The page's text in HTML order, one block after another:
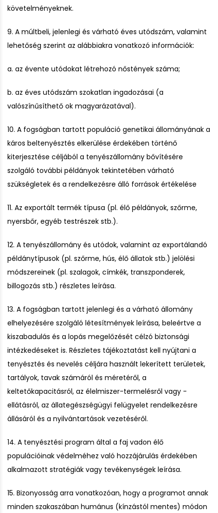
követelményeknek.
9. A múltbeli, jelenlegi és várható éves utódszám, valamint
lehetőség szerint az alábbiakra vonatkozó információk:
a. az évente utódokat létrehozó nőstények száma;
b. az éves utódszám szokatlan ingadozásai (a
valószínűsíthető ok magyarázatával).
10. A fogságban tartott populáció genetikai állományának a
káros beltenyésztés elkerülése érdekében történő
kiterjesztése céljából a tenyészállomány bővítésére
szolgáló további példányok tekintetében várható
szükségletek és a rendelkezésre álló források értékelése
11. Az exportált termék típusa (pl. élő példányok, szőrme,
nyersbőr, egyéb testrészek stb.).
12. A tenyészállomány és utódok, valamint az exportálandó
példánytípusok (pl. szőrme, hús, élő állatok stb.) jelölési
módszereinek (pl. szalagok, címkék, transzponderek,
billogozás stb.) részletes leírása.
13. A fogságban tartott jelenlegi és a várható állomány
elhelyezésére szolgáló létesítmények leírása, beleértve a
kiszabadulás és a lopás megelőzését célzó biztonsági
intézkedéseket is. Részletes tájékoztatást kell nyújtani a
tenyésztés és nevelés céljára használt lekerített területek,
tartályok, tavak számáról és méretéről, a
keltetőkapacitásról, az élelmiszer-termelésről vagy -
ellátásról, az állategészségügyi felügyelet rendelkezésre
állásáról és a nyilvántartások vezetéséről.
14. A tenyésztési program által a faj vadon élő
populációinak védelméhez való hozzájárulás érdekében
alkalmazott stratégiák vagy tevékenységek leírása.
15. Bizonyosság arra vonatkozóan, hogy a programot annak
minden szakaszában humánus (kínzástól mentes) módon